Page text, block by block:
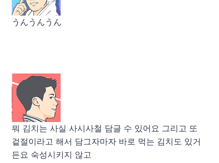
うんうんうん
뭐 김치는 사실 사시사철 담글 수 있어요 그리고 또
겉절이라고 해서 담그자마자 바로 먹는 김치도 있거
든요 숙성시키지 않고